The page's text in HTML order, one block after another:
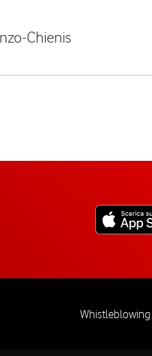
Chienis
Whistleblowing